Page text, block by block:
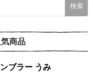
商品
ノラネコぐんだん タンブラー うみ